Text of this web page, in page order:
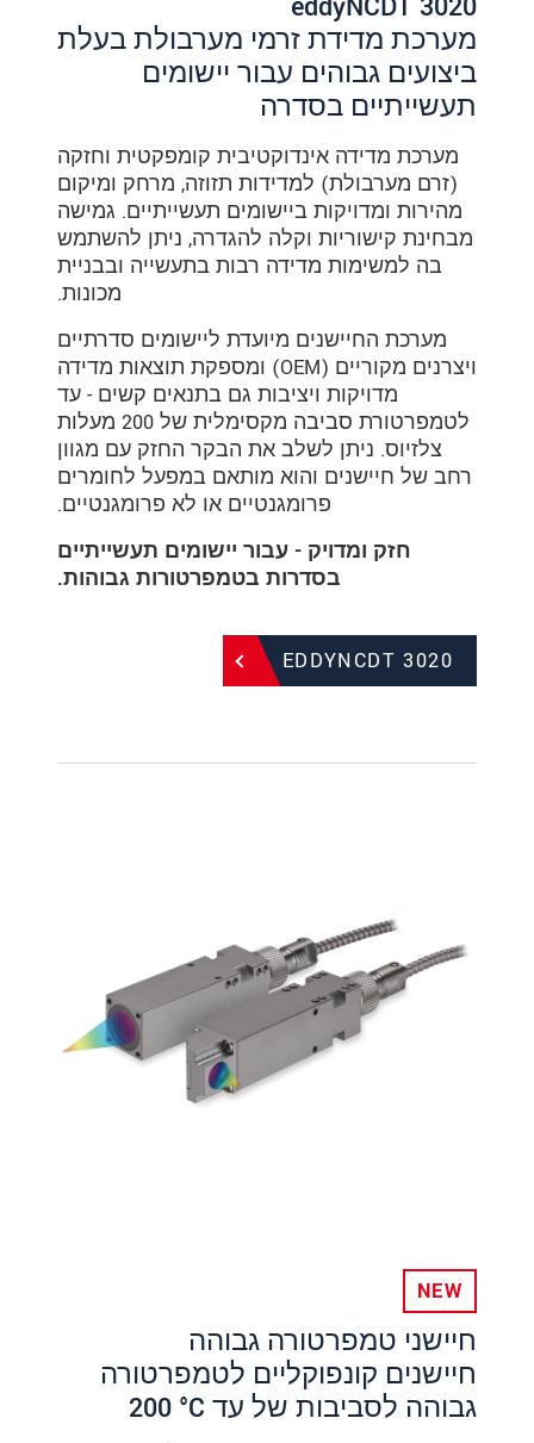
מערכת מדידת זרמי מערבולת בעלת
ביצועים גבוהים עבור יישומים
תעשייתיים בסדרה
מערכת מדידה אינדוקטיבית קומפקטית וחזקה
(זרם מערבולת) למדידות תזוזה, מרחק ומיקום
מהירות ומדויקות ביישומים תעשייתיים. גמישה
מבחינת קישוריות וקלה להגדרה, ניתן להשתמש
בה למשימות מדידה רבות בתעשייה ובבניית
מכונות.
מערכת החיישנים מיועדת ליישומים סדרתיים
ויצרנים מקוריים (OEM) ומספקת תוצאות מדידה
מדויקות ויציבות גם בתנאים קשים - עד
לטמפרטורת סביבה מקסימלית של 200 מעלות
צלזיוס. ניתן לשלב את הבקר החזק עם מגוון
רחב של חיישנים והוא מותאם במפעל לחומרים
פרומגנטיים או לא פרומגנטיים.
חזק ומדויק - עבור יישומים תעשייתיים
בסדרות בטמפרטורות גבוהות.
EDDYNCDT 3020
NEW
חיישני טמפרטורה גבוהה
חיישנים קונפוקליים לטמפרטורה
גבוהה לסביבות של עד ‎200 °C